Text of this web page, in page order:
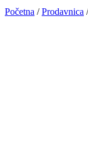
Početna /Prodavnica